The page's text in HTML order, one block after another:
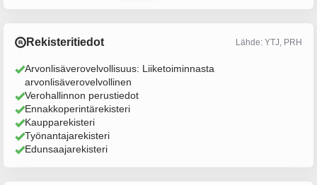
Rekisteritiedot Lähde: YTJ, PRH
Arvonlisäverovelvollisuus: Liiketoiminnasta
arvonlisäverovelvollinen
Verohallinnon perustiedot
Ennakkoperintärekisteri
Kaupparekisteri
Työnantajarekisteri
Edunsaajarekisteri